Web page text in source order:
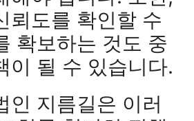
뢰도를 확인할 수
확보하는 것도 중
이 될 수 있습니다.
인 지름길은 이러